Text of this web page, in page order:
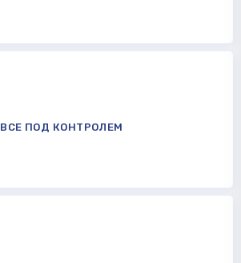
ВСЕ ПОД КОНТРОЛЕМ